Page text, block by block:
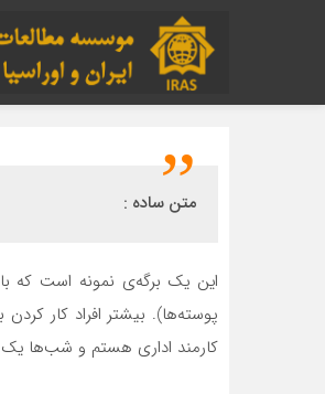
متن ساده :
این یک برگه‌ی نمونه است که
پوسته‌ها). بیشتر افراد کار
کارمند اداری هستم و شب‌ها یک